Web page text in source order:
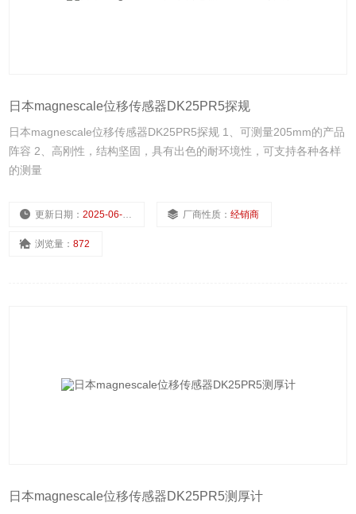
日本magnescale位移传感器DK25PR5探规
日本magnescale位移传感器DK25PR5探规 1、可测量205mm的产品
阵容 2、高刚性，结构坚固，具有出色的耐环境性，可支持各种各样
的测量
更新日期：2025-06-16 厂商性质：经销商
浏览量：872
日本magnescale位移传感器DK25PR5测厚计